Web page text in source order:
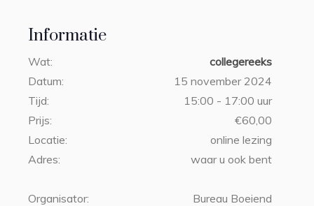
Informatie
Wat:
collegereeks
Datum:
15 november 2024
Tijd:
15:00 - 17:00 uur
Prijs:
€60,00
Locatie:
online lezing
Adres:
waar u ook bent
Organisator: Bureau Boeiend